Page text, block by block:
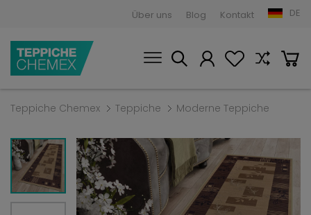
Über uns Blog Kontakt DE
Teppiche Chemex Teppiche Moderne Teppiche